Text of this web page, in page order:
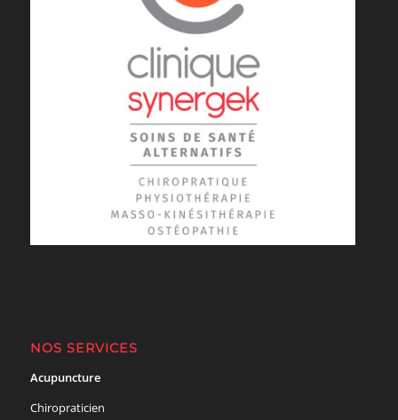
NOS SERVICES
Acupuncture
Chiropraticien